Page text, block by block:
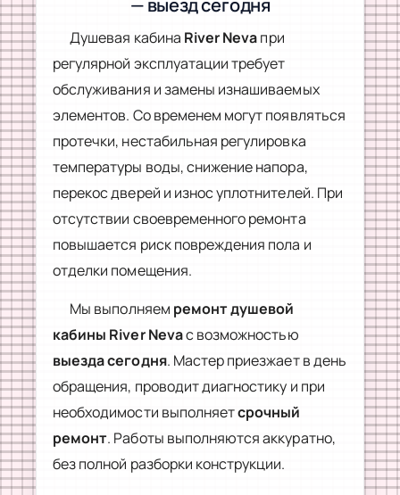
Душевая кабина River Nevaпри
регулярной эксплуатации требует
обслуживания и замены изнашиваемых
элементов. Со временем могут появляться
протечки, нестабильная регулировка
температуры воды, снижение напора,
перекос дверей и износ уплотнителей. При
отсутствии своевременного ремонта
повышается риск повреждения пола и
отделки помещения.
Мы выполняем ремонт душевой
кабины River Nevaс возможностью
выезда сегодня. Мастер приезжает в день
обращения, проводит диагностику и при
необходимости выполняетсрочный
ремонт. Работы выполняются аккуратно,
без полной разборки конструкции.